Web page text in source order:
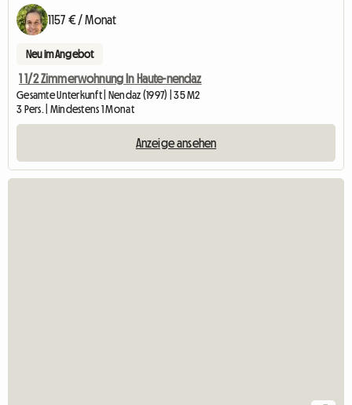
1157 € / Monat
Neu im Angebot
1 1/2 Zimmerwohnung In Haute-nendaz
Gesamte Unterkunft | Nendaz (1997) | 35 M2
3 Pers. | Mindestens 1 Monat
Anzeige ansehen